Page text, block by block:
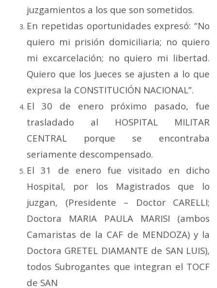
juzgamientos a los que son sometidos.
En repetidas oportunidades expresó: “No
quiero mi prisión domiciliaria; no quiero
mi excarcelación; no quiero mi libertad.
Quiero que los Jueces se ajusten a lo que
expresa la CONSTITUCIÓN NACIONAL”.
El 30 de enero próximo pasado, fue
trasladado al HOSPITAL MILITAR
CENTRAL porque se encontraba
seriamente descompensado.
El 31 de enero fue visitado en dicho
Hospital, por los Magistrados que lo
juzgan, (Presidente – Doctor CARELLI;
Doctora MARIA PAULA MARISI (ambos
Camaristas de la CAF de MENDOZA) y la
Doctora GRETEL DIAMANTE de SAN LUIS),
todos Subrogantes que integran el TOCF
de SAN